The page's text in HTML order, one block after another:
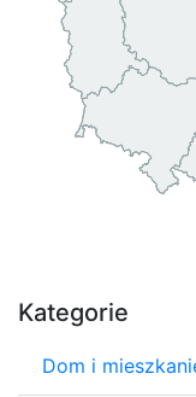
Kategorie
Dom i